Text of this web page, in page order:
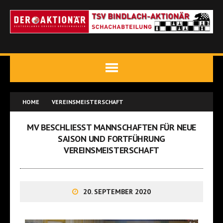
HOME VEREINSMEISTERSCHAFT
MV BESCHLIESST MANNSCHAFTEN FÜR NEUE S
AISON UND FORTFÜHRUNG V
EREINSMEISTERSCHAFT
20. SEPTEMBER 2020